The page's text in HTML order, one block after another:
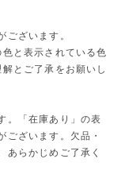
ざいます。
と表示されている色
とご了承をお願いし
。「在庫あり」の表
ございます。欠品・
あらかじめご了承く